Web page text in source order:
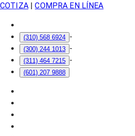
COTIZA| COMPRA EN LÍNEA
(310) 568 6924 -
(300) 244 1013 -
(311) 464 7215 -
(601) 207 9888